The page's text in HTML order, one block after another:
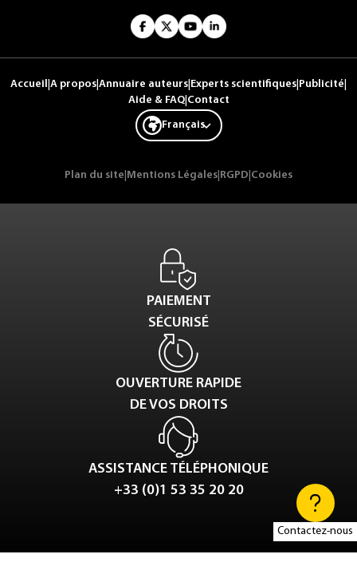
Contactez-nous
Accueil A propos Annuaire auteurs Experts scientifiques Publicité
Aide & FAQ| Contact
Français
Plan du site Mentions Légales RGPD Cookies
PAIEMENT
SÉCURISÉ
OUVERTURE RAPIDE
DE VOS DROITS
ASSISTANCE TÉLÉPHONIQUE
+33 (0)1 53 35 20 20